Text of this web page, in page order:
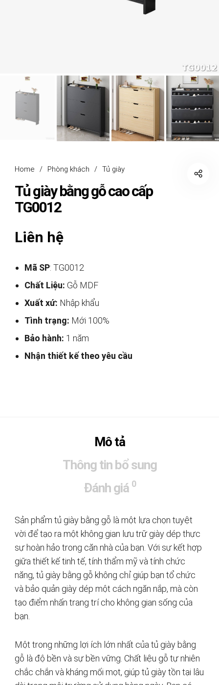
Home / Phòng khách / Tủ giày
Tủ giày bằng gỗ cao cấp
TG0012
Liên hệ
Mã SP: TG0012
Chất Liệu: Gỗ MDF
Xuất xứ: Nhập khẩu
Tình trạng: Mới 100%
Bảo hành: 1 năm
Nhận thiết kế theo yêu cầu
Mô tả
Thông tin bổ sung
Đánh giá 0
Sản phẩm tủ giày bằng gỗ là một lựa chọn tuyệt
vời để tạo ra một không gian lưu trữ giày dép thực
sự hoàn hảo trong căn nhà của bạn. Với sự kết hợp
giữa thiết kế tinh tế, tính thẩm mỹ và tính chức
năng, tủ giày bằng gỗ không chỉ giúp bạn tổ chức
và bảo quản giày dép một cách ngăn nắp, mà còn
tạo điểm nhấn trang trí cho không gian sống của
bạn.
Một trong những lợi ích lớn nhất của tủ giày bằng
gỗ là độ bền và sự bền vững. Chất liệu gỗ tự nhiên
chắc chắn và kháng mối mọt, giúp tủ giày tồn tại lâu